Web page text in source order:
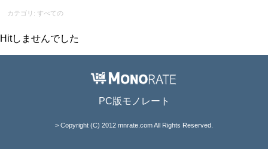
カテゴリ: すべての
Hitしませんでした
PC版モノレート
> Copyright (C) 2012 mnrate.com All Rights Reserved.